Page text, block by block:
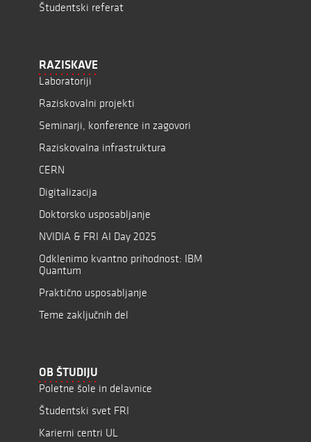
Študentski referat
RAZISKAVE
Laboratoriji
Raziskovalni projekti
Seminarji, konference in zagovori
Raziskovalna infrastruktura
CERN
Digitalizacija
Doktorsko usposabljanje
NVIDIA & FRI AI Day 2025
Odklenimo kvantno prihodnost: IBM
Quantum
Praktično usposabljanje
Teme zaključnih del
OB ŠTUDIJU
Poletne šole in delavnice
Študentski svet FRI
Karierni centri UL